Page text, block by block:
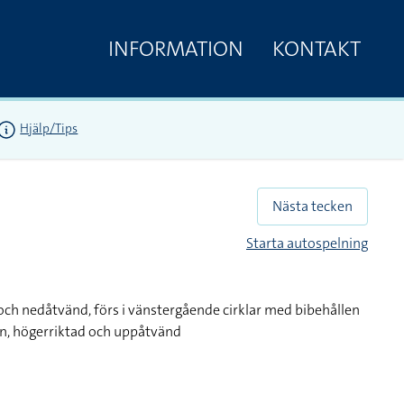
INFORMATION KONTAKT
Hjälp/Tips
Nästa tecken
Starta autospelning
nedåtvänd, förs i vänstergående cirklar med bibehållen
högerriktad och uppåtvänd